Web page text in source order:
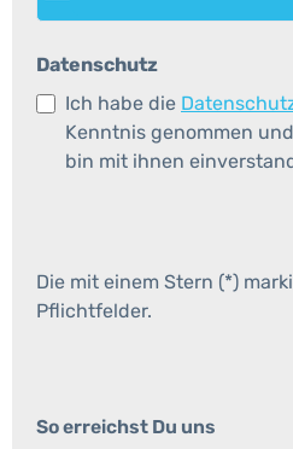
Datenschutz
Ich habe die
Kenntnis genommen
bin mit ihnen
Die mit einem Stern (*)
Pflichtfelder.
So erreichst Du uns